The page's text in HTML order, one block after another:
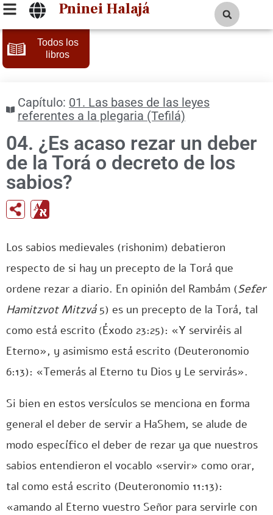
Pninei Halajá
Todos los
libros
Capítulo: 01. Las bases de las leyes
referentes a la plegaria (Tefilá)
04. ¿Es acaso rezar un deber
de la Torá o decreto de los
sabios?
Los sabios medievales (rishonim) debatieron
respecto de si hay un precepto de la Torá que
ordene rezar a diario. En opinión del Rambám (Sefer
Hamitzvot Mitzvá5) es un precepto de la Torá, tal
como está escrito (Éxodo 23:25): «Y serviréis al
Eterno», y asimismo está escrito (Deuteronomio
6:13): «Temerás al Eterno tu Dios y Le servirás».
Si bien en estos versículos se menciona en forma
general el deber de servir a HaShem, se alude de
modo específico el deber de rezar ya que nuestros
sabios entendieron el vocablo «servir» como orar,
tal como está escrito (Deuteronomio 11:13):
«amando al Eterno vuestro Señor para servirle con